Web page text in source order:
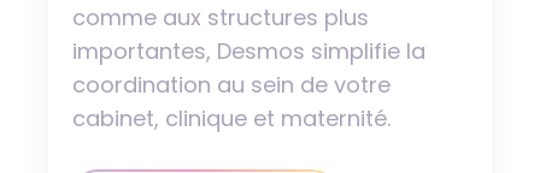
comme aux structures plus
importantes, Desmos simplifie la
coordination au sein de votre
cabinet, clinique et maternité.